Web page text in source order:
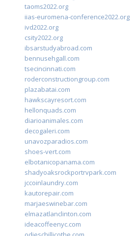
taoms2022.org
iias-euromena-conference2022.org
ivd2022.org
csity2022.org
ibsarstudyabroad.com
bennusehgall.com
tsecincinnati.com
roderconstructiongroup.com
plazabatai.com
hawkscayresort.com
hellonquads.com
diarioanimales.com
decogaleri.com
unavozparadios.com
shoes-vert.com
elbotanicopanama.com
shadyoaksrockportrvpark.com
jccoinlaundry.com
kautorepair.com
marjaeswinebar.com
elmazatlanclinton.com
ideacoffeenyc.com